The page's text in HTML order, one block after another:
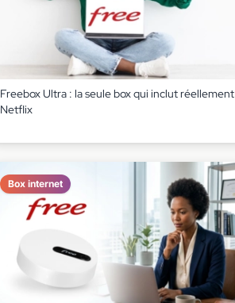
Freebox Ultra : la seule box qui inclut réellement
Netflix
Box internet